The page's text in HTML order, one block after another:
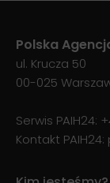
Polska
ul. Krucza 50
00-025
Serwis PAIH24:
Kontakt PAIH24: